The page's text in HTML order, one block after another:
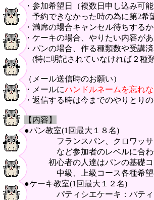
・参加希望日（複数日申し込み可能
予約できなかった時の為に第2希
・満席の場合キャンセル待ちする
・ケーキの場合、やりたい内容が
・パンの場合、作る種類数や受講
(特に明記されていなければ２種
（メール送信時のお願い）
・メールにハンドルネームを忘れな
・返信する時は今までのやりとり
【内容】
●パン教室(1回最大１８名)
フランスパン、クロワッサン
など参加者のレベルに合わ
初心者の人達はパンの基礎コー
中級、上級コース各種希望の
●ケーキ教室(1回最大１２名)
パティシエケーキ：パティシ